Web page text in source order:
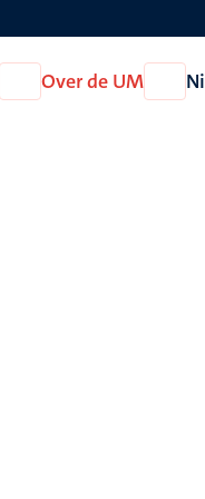
Open
Onderzoek
Over de UM
Open
Over